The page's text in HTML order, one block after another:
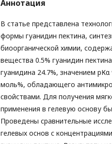
Аннотация
В статье представлена
формы гуанидин пектина,
биоорганической химии,
вещества 0.5% гуанидин
гуанидина 24.7%, значением
моль%, обладающего
свойствами. Для получения
применения в гелевую основу
Проведены сравнительные
гелевых основ с